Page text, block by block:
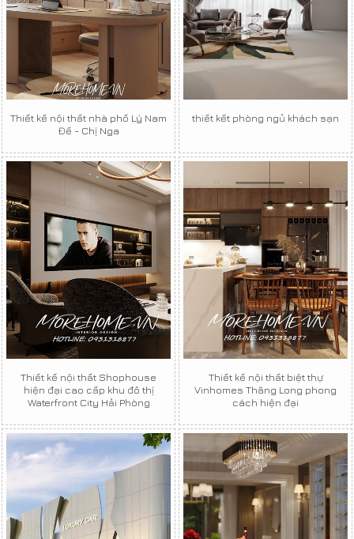
Thiết kế nội thất nhà phố Lý Nam
Đế - Chị Nga
thiết kết phòng ngủ khách sạn
Thiết kế nội thất Shophouse
hiện đại cao cấp khu đô thị
Waterfront City Hải Phòng
Thiết kế nội thất biệt thự
Vinhomes Thăng Long phong
cách hiện đại